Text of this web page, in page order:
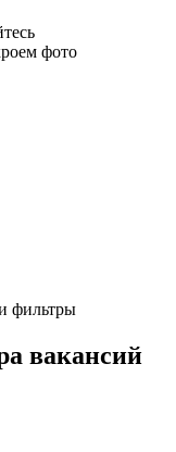
фото
фильтры
вакансий